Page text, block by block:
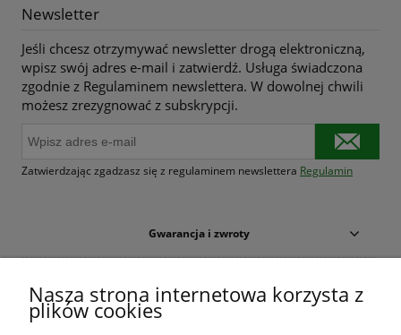
Newsletter
Jeśli chcesz otrzymywać newsletter drogą elektroniczną,
wpisz swój adres e-mail i zatwierdź. Usługa świadczona
zgodnie z Regulaminem newslettera. W dowolnej chwili
możesz zrezygnować z subskrypcji.
Zatwierdzając zgadzasz się z regulaminem newslettera Regulamin
Gwarancja i zwroty
Nasza strona internetowa korzysta z
plików cookies